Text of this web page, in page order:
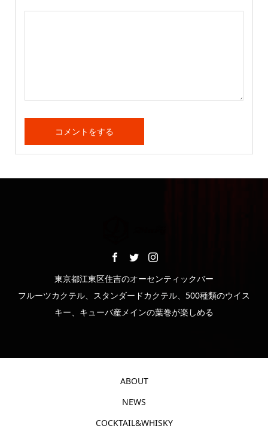
東京都江東区住吉のオーセンティックバー
フルーツカクテル、スタンダードカクテル、500種類のウイス
キー、キューバ産メインの葉巻が楽しめる
ABOUT
NEWS
COCKTAIL&WHISKY